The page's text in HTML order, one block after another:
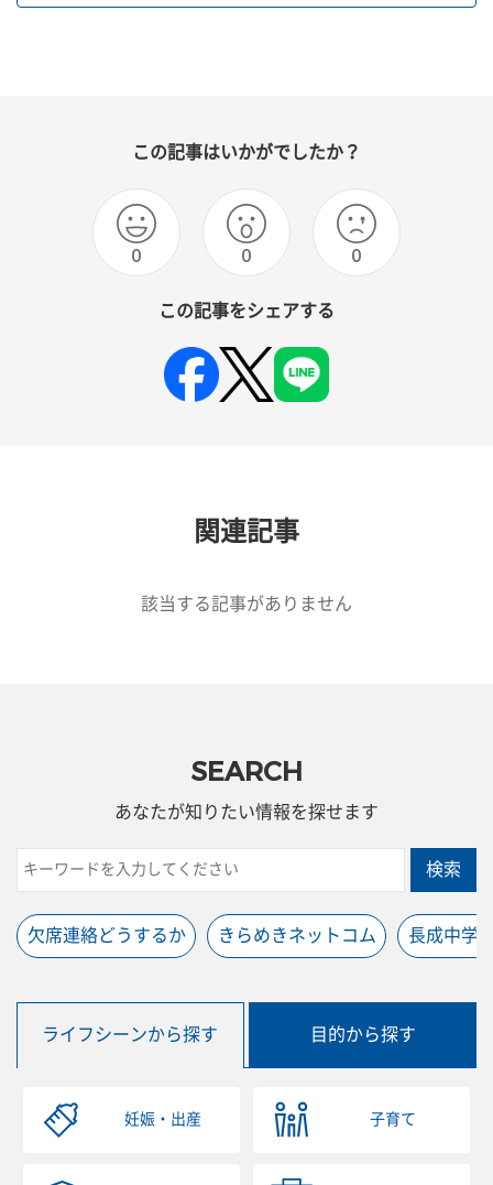
この記事はいかがでしたか？
0 0 0
この記事をシェアする
関連記事
該当する記事がありません
SEARCH
あなたが知りたい情報を探せます
検索
欠席連絡どうするか きらめきネットコム 長成中学
ライフシーンから探す 目的から探す
妊娠・出産 子育て